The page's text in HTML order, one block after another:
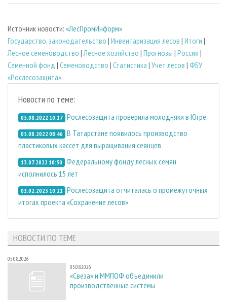
Источник новости: «ЛесПромИнформ»
Государство, законодательство | Инвентаризация лесов | Итоги |
Лесное семеноводство | Лесное хозяйство | Прогнозы | Россия |
Семенной фонд | Семеноводство | Статистика | Учет лесов | ФБУ
«Рослесозащита»
Новости по теме:
05.08.2022 10:17 Рослесозащита проверила молодняки в Югре
05.08.2022 08:46 В Татарстане появилось производство
пластиковых кассет для выращивания сеянцев
13.07.2022 10:30 Федеральному фонду лесных семян
исполнилось 15 лет
03.02.2023 10:21 Рослесозащита отчиталась о промежуточных
итогах проекта «Сохранение лесов»
НОВОСТИ ПО ТЕМЕ
05.08.2026
05.08.2026
«Свеза» и ММПОФ объединили
производственные системы